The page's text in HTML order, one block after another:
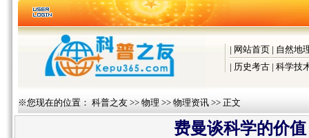
| 网站首页 | 自然地
| 历史考古 | 科学技
※您现在的位置： 科普之友 >> 物理 >> 物理资讯 >> 正文
费曼谈科学的价值